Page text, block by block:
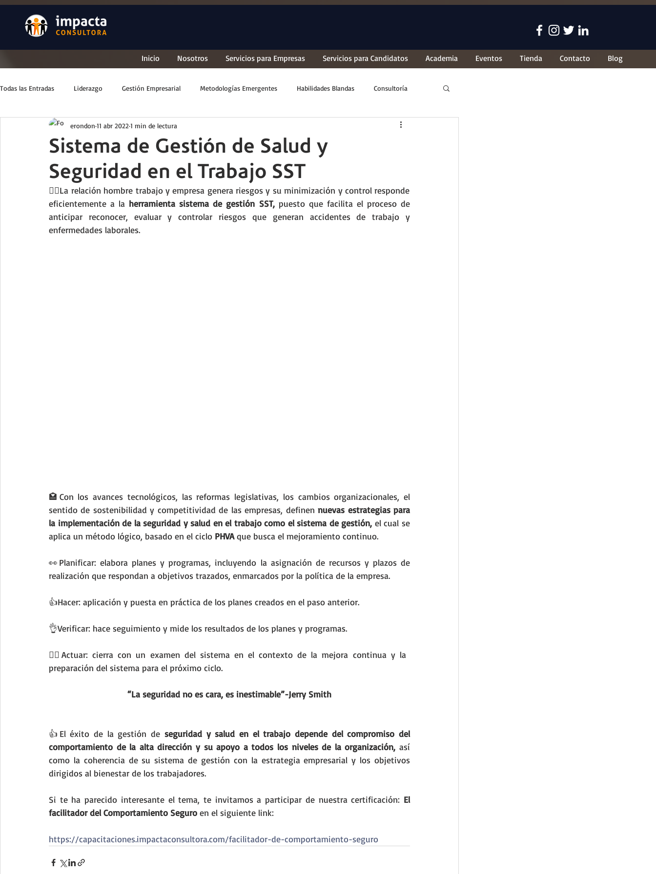
Inicio Nosotros Servicios para Empresas Servicios para Candidatos Academia Eventos Tienda Contacto Blog
Todas las Entradas Liderazgo Gestión Empresarial Metodologías Emergentes Habilidades Blandas Consultoría
Sistema de Gestión de Salud y
Seguridad en el Trabajo SST
erondon 11 abr 2022 1 min de lectura
💁‍♂️La relación hombre trabajo y empresa genera riesgos y su minimización y control responde
eficientemente a la herramienta sistema de gestión SST, puesto que facilita el proceso de
anticipar reconocer, evaluar y controlar riesgos que generan accidentes de trabajo y
enfermedades laborales.
🏩Con los avances tecnológicos, las reformas legislativas, los cambios organizacionales, el
sentido de sostenibilidad y competitividad de las empresas, definen nuevas estrategias para
la implementación de la seguridad y salud en el trabajo como el sistema de gestión, el cual se
aplica un método lógico, basado en el ciclo PHVA que busca el mejoramiento continuo.
👀Planificar: elabora planes y programas, incluyendo la asignación de recursos y plazos de
realización que respondan a objetivos trazados, enmarcados por la política de la empresa.
👍Hacer: aplicación y puesta en práctica de los planes creados en el paso anterior.
👌Verificar: hace seguimiento y mide los resultados de los planes y programas.
🕵️‍♂️Actuar: cierra con un examen del sistema en el contexto de la mejora continua y la
preparación del sistema para el próximo ciclo.
“La seguridad no es cara, es inestimable”-Jerry Smith
👍El éxito de la gestión de seguridad y salud en el trabajo depende del compromiso del
comportamiento de la alta dirección y su apoyo a todos los niveles de la organización, así
como la coherencia de su sistema de gestión con la estrategia empresarial y los objetivos
dirigidos al bienestar de los trabajadores.
Si te ha parecido interesante el tema, te invitamos a participar de nuestra certificación: El
facilitador del Comportamiento Seguro en el siguiente link:
https://capacitaciones.impactaconsultora.com/facilitador-de-comportamiento-seguro